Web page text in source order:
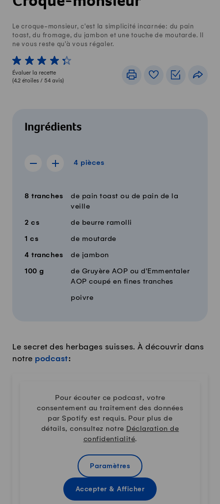
Le croque-monsieur, c'est la simplicité incarnée: du pain
toast, du fromage, du jambon et une touche de moutarde. Il
ne vous reste qu'à vous régaler.
1 von 5 étoiles
2 von 5 étoiles
3 von 5 étoiles
4 von 5 étoiles
5 von 5 étoiles
Évaluer la recette
(4.2 étoiles / 54 avis)
ImprimerLivre de recettes
Listes de
Ingrédients
Afficher la recette de 3 pièces
Afficher la recette de 5 pièces
4 pièces
QuantitéIngrédients
8 tranches
de pain toast ou de pain de la
veille
2 cs de beurre ramolli
1 cs de moutarde
4 tranches de jambon
100 g
de Gruyère AOP ou d'Emmentaler
AOP coupé en fines tranches
poivre
Le secret des herbages suisses. À découvrir dans
notre podcast:
Pour écouter ce podcast, votre
consentement au traitement des données
par Spotify est requis. Pour plus de
détails, consultez notre Déclaration de
confidentialité.
Paramètres
Accepter & Afficher